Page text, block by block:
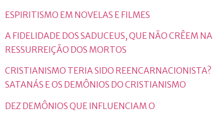
ESPIRITISMO EM NOVELAS E FILMES
A FIDELIDADE DOS SADUCEUS, QUE NÃO CRÊEM NA
RESSURREIÇÃO DOS MORTOS
CRISTIANISMO TERIA SIDO REENCARNACIONISTA?
SATANÁS E OS DEMÔNIOS DO CRISTIANISMO
DEZ DEMÔNIOS QUE INFLUENCIAM O